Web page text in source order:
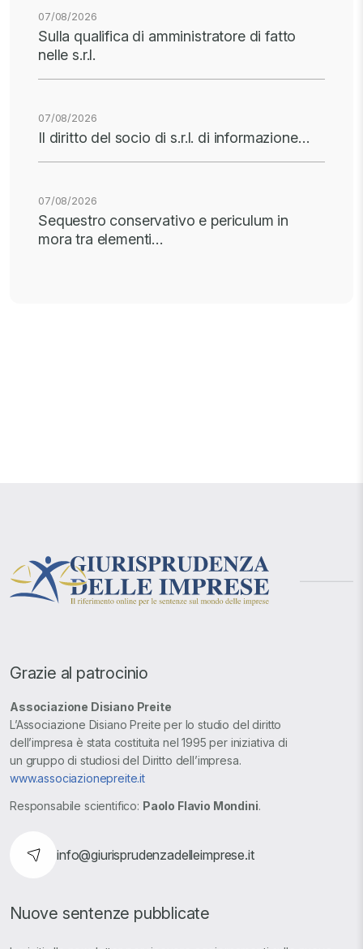
07/08/2026
Sulla qualifica di amministratore di fatto
nelle s.r.l.
07/08/2026
Il diritto del socio di s.r.l. di informazione…
07/08/2026
Sequestro conservativo e periculum in
mora tra elementi…
Grazie al patrocinio
Associazione Disiano Preite
L’Associazione Disiano Preite per lo studio del diritto
dell’impresa è stata costituita nel 1995 per iniziativa di
un gruppo di studiosi del Diritto dell’impresa.
www.associazionepreite.it
Responsabile scientifico: Paolo Flavio Mondini.
info@giurisprudenzadelleimprese.it
Nuove sentenze pubblicate